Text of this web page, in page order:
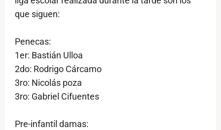
que siguen:
Penecas:
1er: Bastián Ulloa
2do: Rodrigo Cárcamo
3ro: Nicolás poza
3ro: Gabriel Cifuentes
Pre-infantil damas: